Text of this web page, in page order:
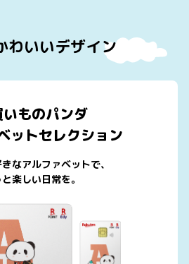
わいいデザイン
いものパンダ
ットセレクション
なアルファベットで、
楽しい日常を。